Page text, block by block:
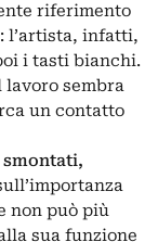
riferimento
l’artista, infatti,
i tasti bianchi.
sembra
un contatto
non può più
sua funzione